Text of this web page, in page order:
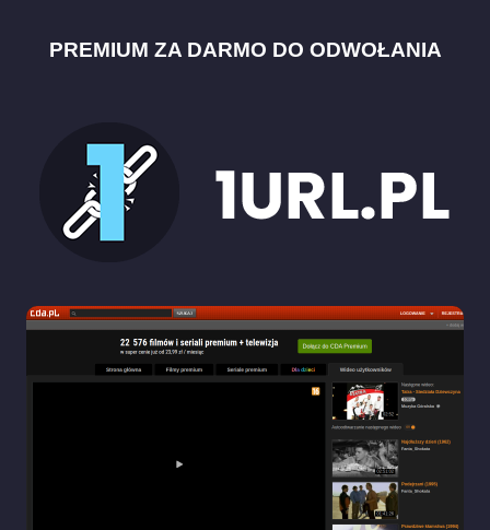
PREMIUM ZA DARMO DO ODWOŁANIA